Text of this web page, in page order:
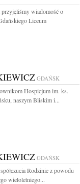
wiadomość o
Liceum
GDAŃSK
Hospicjum im. ks.
naszym Bliskim i...
GDAŃSK
Rodzinie z powodu
wieloletniego...